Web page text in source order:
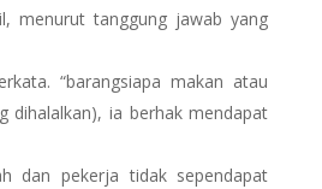
menurut tanggung jawab yang
“barangsiapa makan atau
dihalalkan), ia berhak mendapat
dan pekerja tidak sependapat